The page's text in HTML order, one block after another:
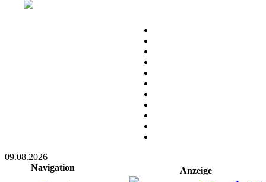
09.08.2026
Navigation
Anzeige